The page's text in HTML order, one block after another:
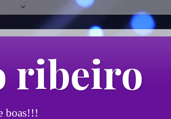
ribeiro
boas!!!